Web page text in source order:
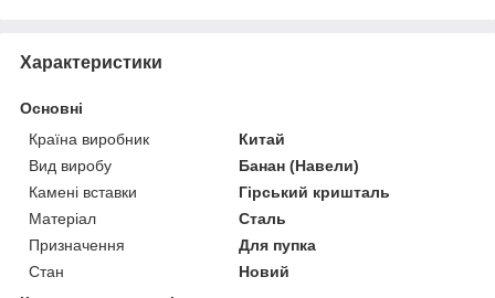
Характеристики
Основні
Країна виробник
Китай
Вид виробу
Банан (Навели)
Камені вставки
Гірський кришталь
Матеріал
Сталь
Призначення
Для пупка
Стан
Новий